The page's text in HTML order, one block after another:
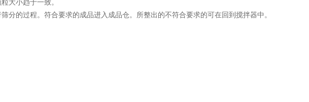
大小趋于一致。
的过程。符合要求的成品进入成品仓。所整出的不符合要求的可在回到搅拌器中。